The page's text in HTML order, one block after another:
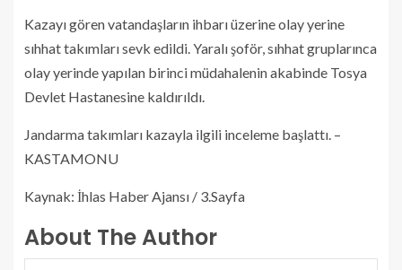
Kazayı gören vatandaşların ihbarı üzerine olay yerine
sıhhat takımları sevk edildi. Yaralı şoför, sıhhat gruplarınca
olay yerinde yapılan birinci müdahalenin akabinde Tosya
Devlet Hastanesine kaldırıldı.
Jandarma takımları kazayla ilgili inceleme başlattı. –
KASTAMONU
Kaynak: İhlas Haber Ajansı / 3.Sayfa
About The Author